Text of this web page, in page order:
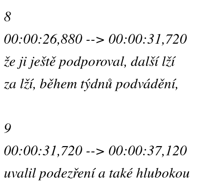
8
00:00:26,880 --> 00:00:31,720
že ji ještě podporoval, další lží
za lží, během týdnů podvádění,
9
00:00:31,720 --> 00:00:37,120
uvalil podezření a také hlubokou